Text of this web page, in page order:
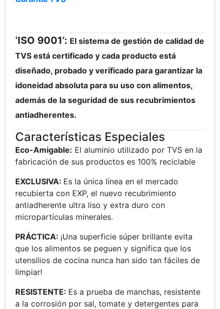
‘ISO 9001’: El sistema de gestión de calidad de
TVS está certificado y cada producto está
diseñado, probado y verificado para garantizar la
idoneidad absoluta para su uso con alimentos,
además de la seguridad de sus recubrimientos
antiadherentes.
Características Especiales
Eco-Amigable: El aluminio utilizado por TVS en la
fabricación de sus productos es 100% reciclable
EXCLUSIVA: Es la única línea en el mercado
recubierta con EXP, el nuevo recubrimiento
antiadherente ultra liso y extra duro con
micropartículas minerales.
PRÁCTICA: ¡Una superficie súper brillante evita
que los alimentos se peguen y significa que los
utensilios de cocina nunca han sido tan fáciles de
limpiar!
RESISTENTE: Es a prueba de manchas, resistente
a la corrosión por sal, tomate y detergentes para